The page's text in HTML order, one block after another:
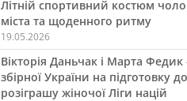
Літній спортивний костюм
міста та щоденного ритму
19.05.2026
Вікторія Даньчак і Марта Федик
збірної України на підготовку
розіграшу жіночої Ліги націй